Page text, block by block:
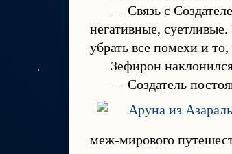
— Связь с
негативные,
убрать все помехи и то,
Зефирон
— Создатель
меж-мирового